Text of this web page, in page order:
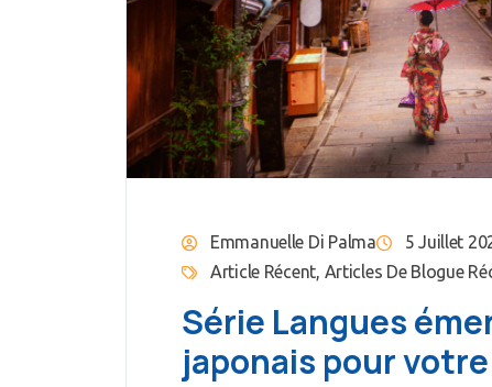
Emmanuelle Di Palma
5 Juillet
Article Récent, Articles De Blogue
Série Langues
japonais pour